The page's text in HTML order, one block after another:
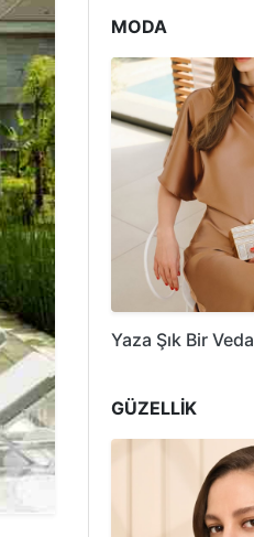
MODA
Yaza Şık Bir Veda
GÜZELLİK